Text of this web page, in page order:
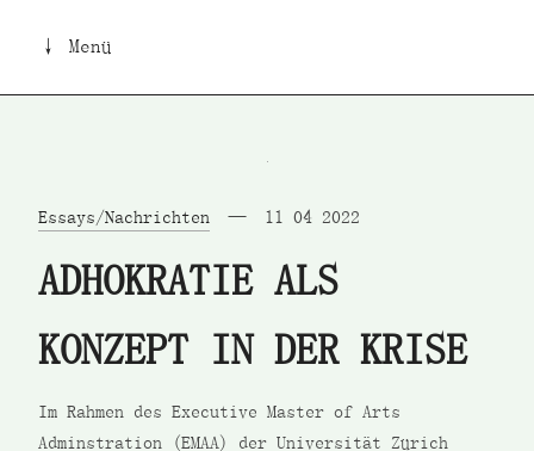
↓ Menü
Essays/Nachrichten 11 04 2022
ADHOKRATIE ALS
KONZEPT IN DER KRISE
Im Rahmen des Executive Master of Arts
Adminstration (EMAA) der Universität Zürich